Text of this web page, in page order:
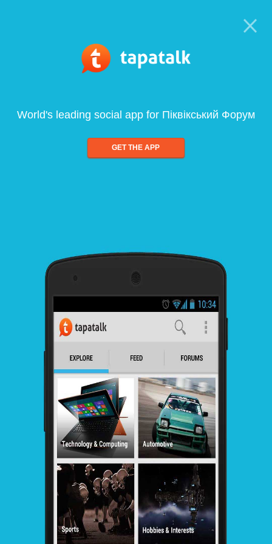
World's leading social app for Піквікський Форум
GET THE APP